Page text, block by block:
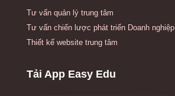
Tư vấn quản lý trung tâm
Tư vấn chiến lược phát triển Doanh nghiệp
Thiết kế website trung tâm
Tải App Easy Edu